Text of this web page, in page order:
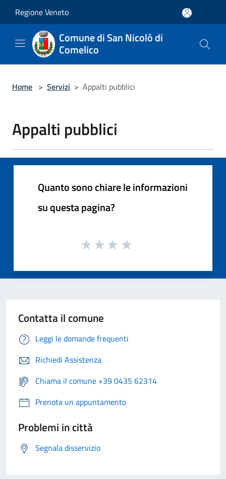
Regione Veneto
Comune di San Nicolò di
Comelico
Home > Servizi > Appalti pubblici
Appalti pubblici
Quanto sono chiare le informazioni
su questa pagina?
Contatta il comune
Leggi le domande frequenti
Richiedi Assistenza
Chiama il comune +39 0435 62314
Prenota un appuntamento
Problemi in città
Segnala disservizio